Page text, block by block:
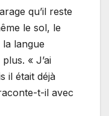
qu’il reste
le sol, le
langue
« J’ai
il était déjà
t-il avec